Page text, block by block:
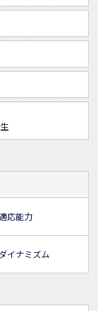
応能力
イナミズム